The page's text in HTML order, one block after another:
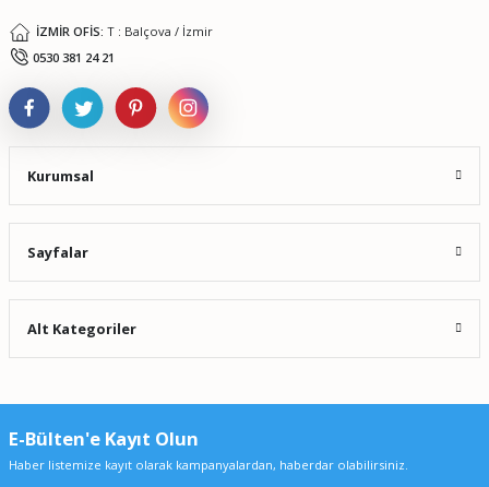
İZMİR OFİS: T : Balçova / İzmir
0530 381 24 21
Kurumsal
Sayfalar
Alt Kategoriler
E-Bülten'e Kayıt Olun
Haber listemize kayıt olarak kampanyalardan, haberdar olabilirsiniz.